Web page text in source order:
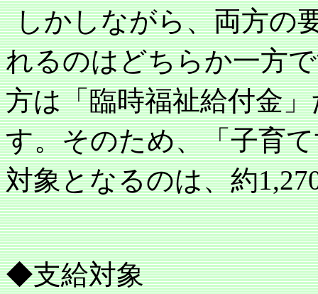
しかしながら、両方の
れるのはどちらか一方
方は「臨時福祉給付金
す。そのため、「子育
対象となるのは、約
◆支給対象